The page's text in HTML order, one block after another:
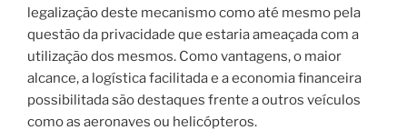
legalização deste mecanismo como até mesmo pela
questão da privacidade que estaria ameaçada com a
utilização dos mesmos. Como vantagens, o maior
alcance, a logística facilitada e a economia financeira
possibilitada são destaques frente a outros veículos
como as aeronaves ou helicópteros.